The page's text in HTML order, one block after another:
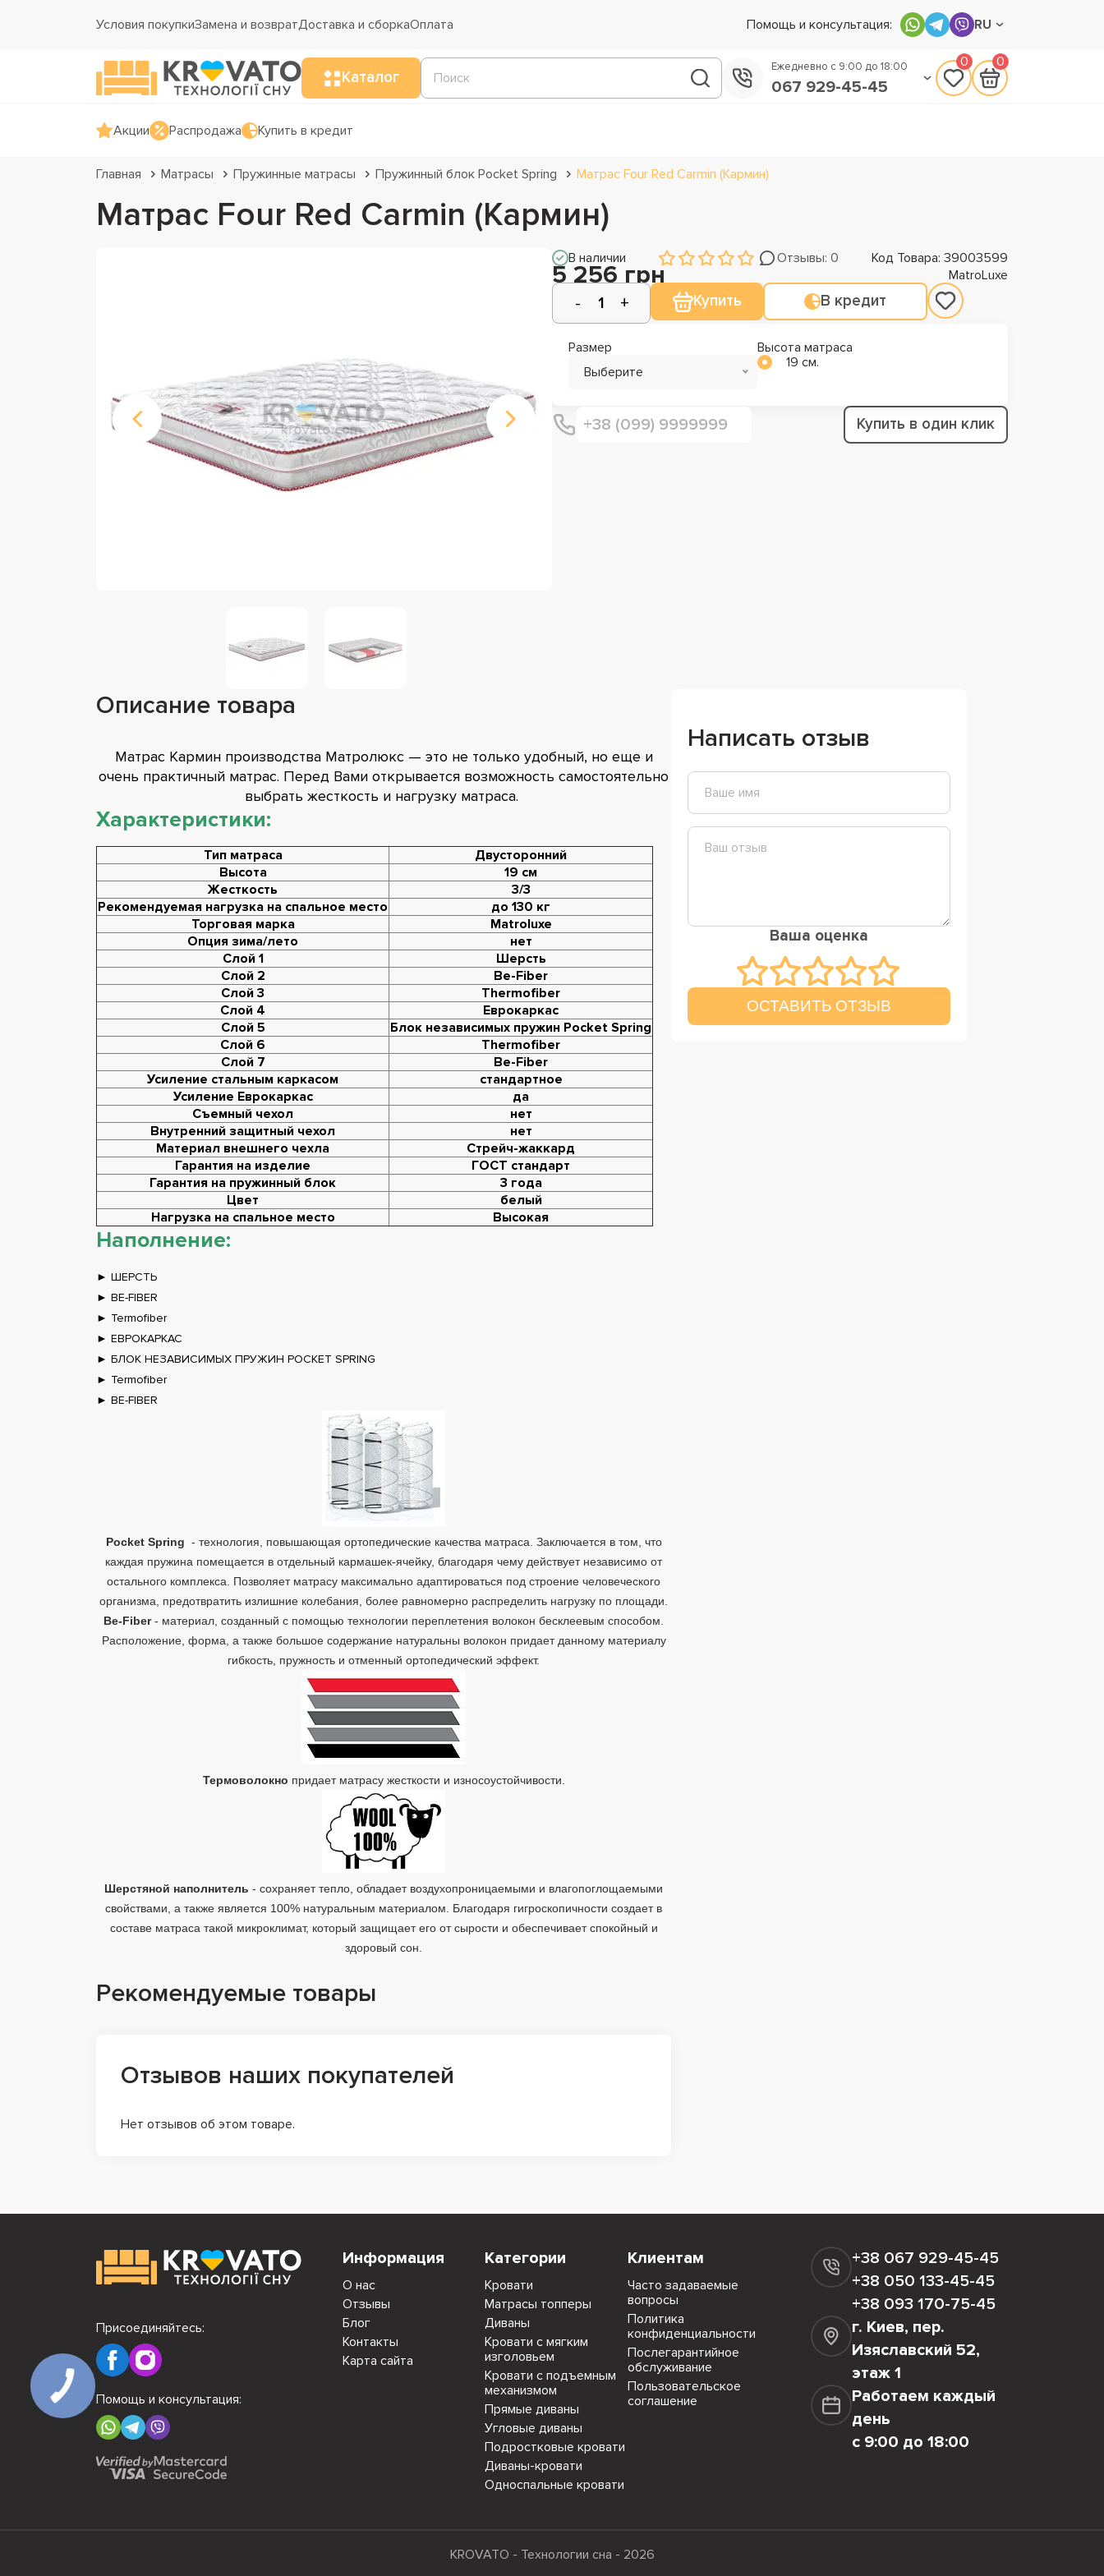
Условия покупкиЗамена и возвратДоставка и сборкаОплата Помощь и консультация: RU
Каталог
Ежедневно с 9:00 до 18:00
067 929-45-45
0 0
Акции Распродажа Купить в кредит
Главная Матрасы Пружинные матрасы Пружинный блок Pocket Spring Матрас Four Red Carmin (Кармин)
Матрас Four Red Carmin (Кармин)
В наличии Отзывы: 0 Код Товара: 39003599
5 256 грн MatroLuxe
Купить В кредит
Размер
Выберите
Высота матраса
19 см.
Купить в один клик
Описание товара
Матрас Кармин производства Матролюкс — это не только удобный, но еще и
очень практичный матрас. Перед Вами открывается возможность самостоятельно
выбрать жесткость и нагрузку матраса.
Характеристики:
Тип матраса
Двусторонний
Высота
19 см
Жесткость
3/3
Рекомендуемая нагрузка на спальное место
до 130 кг
Торговая марка
Matroluxe
Опция зима/лето
нет
Слой 1
Шерсть
Слой 2
Be-Fiber
Слой 3
Thermofiber
Слой 4
Еврокаркас
Слой 5
Блок независимых пружин Pocket Spring
Слой 6
Thermofiber
Слой 7
Be-Fiber
Усиление стальным каркасом
стандартное
Усиление Еврокаркас
да
Съемный чехол
нет
Внутренний защитный чехол
нет
Материал внешнего чехла
Стрейч-жаккард
Гарантия на изделие
ГОСТ стандарт
Гарантия на пружинный блок
3 года
Цвет
белый
Нагрузка на спальное место
Высокая
Наполнение:
► ШЕРСТЬ
► BE-FIBER
► Termofiber
► ЕВРОКАРКАС
► БЛОК НЕЗАВИСИМЫХ ПРУЖИН POCKET SPRING
► Termofiber
► BE-FIBER
Pocket Spring - технология, повышающая ортопедические качества матраса. Заключается в том, что
каждая пружина помещается в отдельный кармашек-ячейку, благодаря чему действует независимо от
остального комплекса. Позволяет матрасу максимально адаптироваться под строение человеческого
организма, предотвратить излишние колебания, более равномерно распределить нагрузку по площади.
Be-Fiber- материал, созданный с помощью технологии переплетения волокон бесклеевым способом.
Расположение, форма, а также большое содержание натуральны волокон придает данному материалу
гибкость, пружность и отменный ортопедический эффект.
Термоволокно придает матрасу жесткости и износоустойчивости.
Шерстяной наполнитель - сохраняет тепло, обладает воздухопроницаемыми и влагопоглощаемыми
свойствами, а также является 100% натуральным материалом. Благодаря гигроскопичности создает в
составе матраса такой микроклимат, который защищает его от сырости и обеспечивает спокойный и
здоровый сон.
Рекомендуемые товары
Отзывов наших покупателей
Нет отзывов об этом товаре.
Написать отзыв
Ваша оценка
ОСТАВИТЬ ОТЗЫВ
Информация
О нас
Отзывы
Блог
Контакты
Карта сайта
Категории
Кровати
Матрасы топперы
Диваны
Кровати с мягким
изголовьем
Кровати с подъемным
механизмом
Прямые диваны
Угловые диваны
Подростковые кровати
Диваны-кровати
Односпальные кровати
Клиентам
Часто задаваемые
вопросы
Политика
конфиденциальности
Послегарантийное
обслуживание
Пользовательское
соглашение
+38 067 929-45-45
+38 050 133-45-45
+38 093 170-75-45
г. Киев, пер.
Изяславский 52,
этаж 1
Работаем каждый
день
с 9:00 до 18:00
Присоединяйтесь:
Помощь и консультация:
KROVATO - Технологии сна - 2026